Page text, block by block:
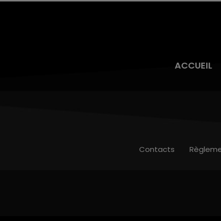
ACCUEIL
Contacts